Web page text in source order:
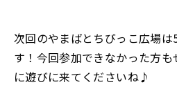
次回のやまばとちびっこ広場
す！今回参加できなかった方
に遊びに来てくださいね♪